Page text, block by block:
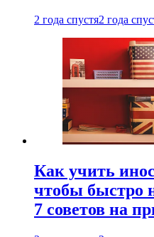
2 года спустя2 года
Как учить
чтобы быстро
7 советов на